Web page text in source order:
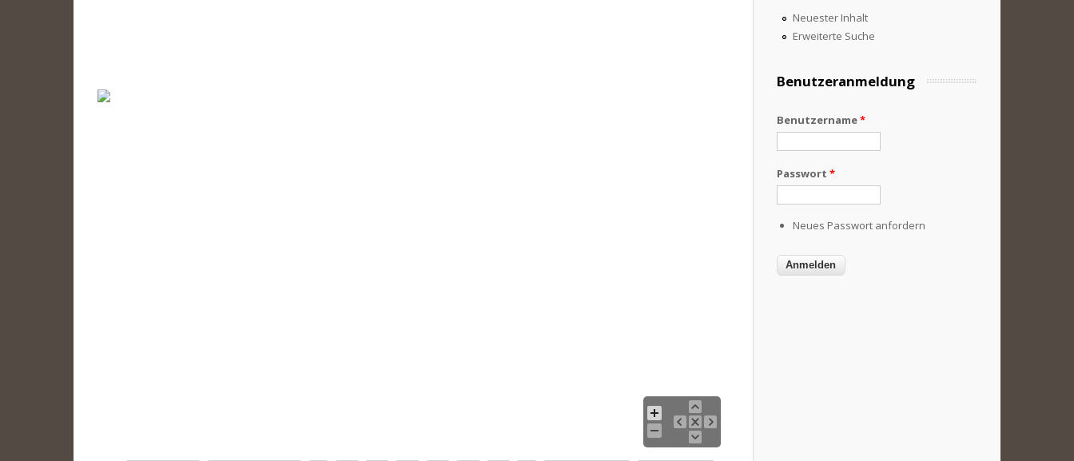
Neuester Inhalt
Erweiterte Suche
Benutzeranmeldung
Benutzername*
Passwort *
Neues Passwort anfordern